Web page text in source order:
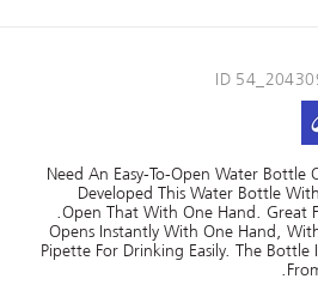
ID
Need An Easy-To-Open Water Bottle
Developed This Water Bottle
Open That With One Hand. Great
Opens Instantly With One Hand,
Pipette For Drinking Easily. The Bottle